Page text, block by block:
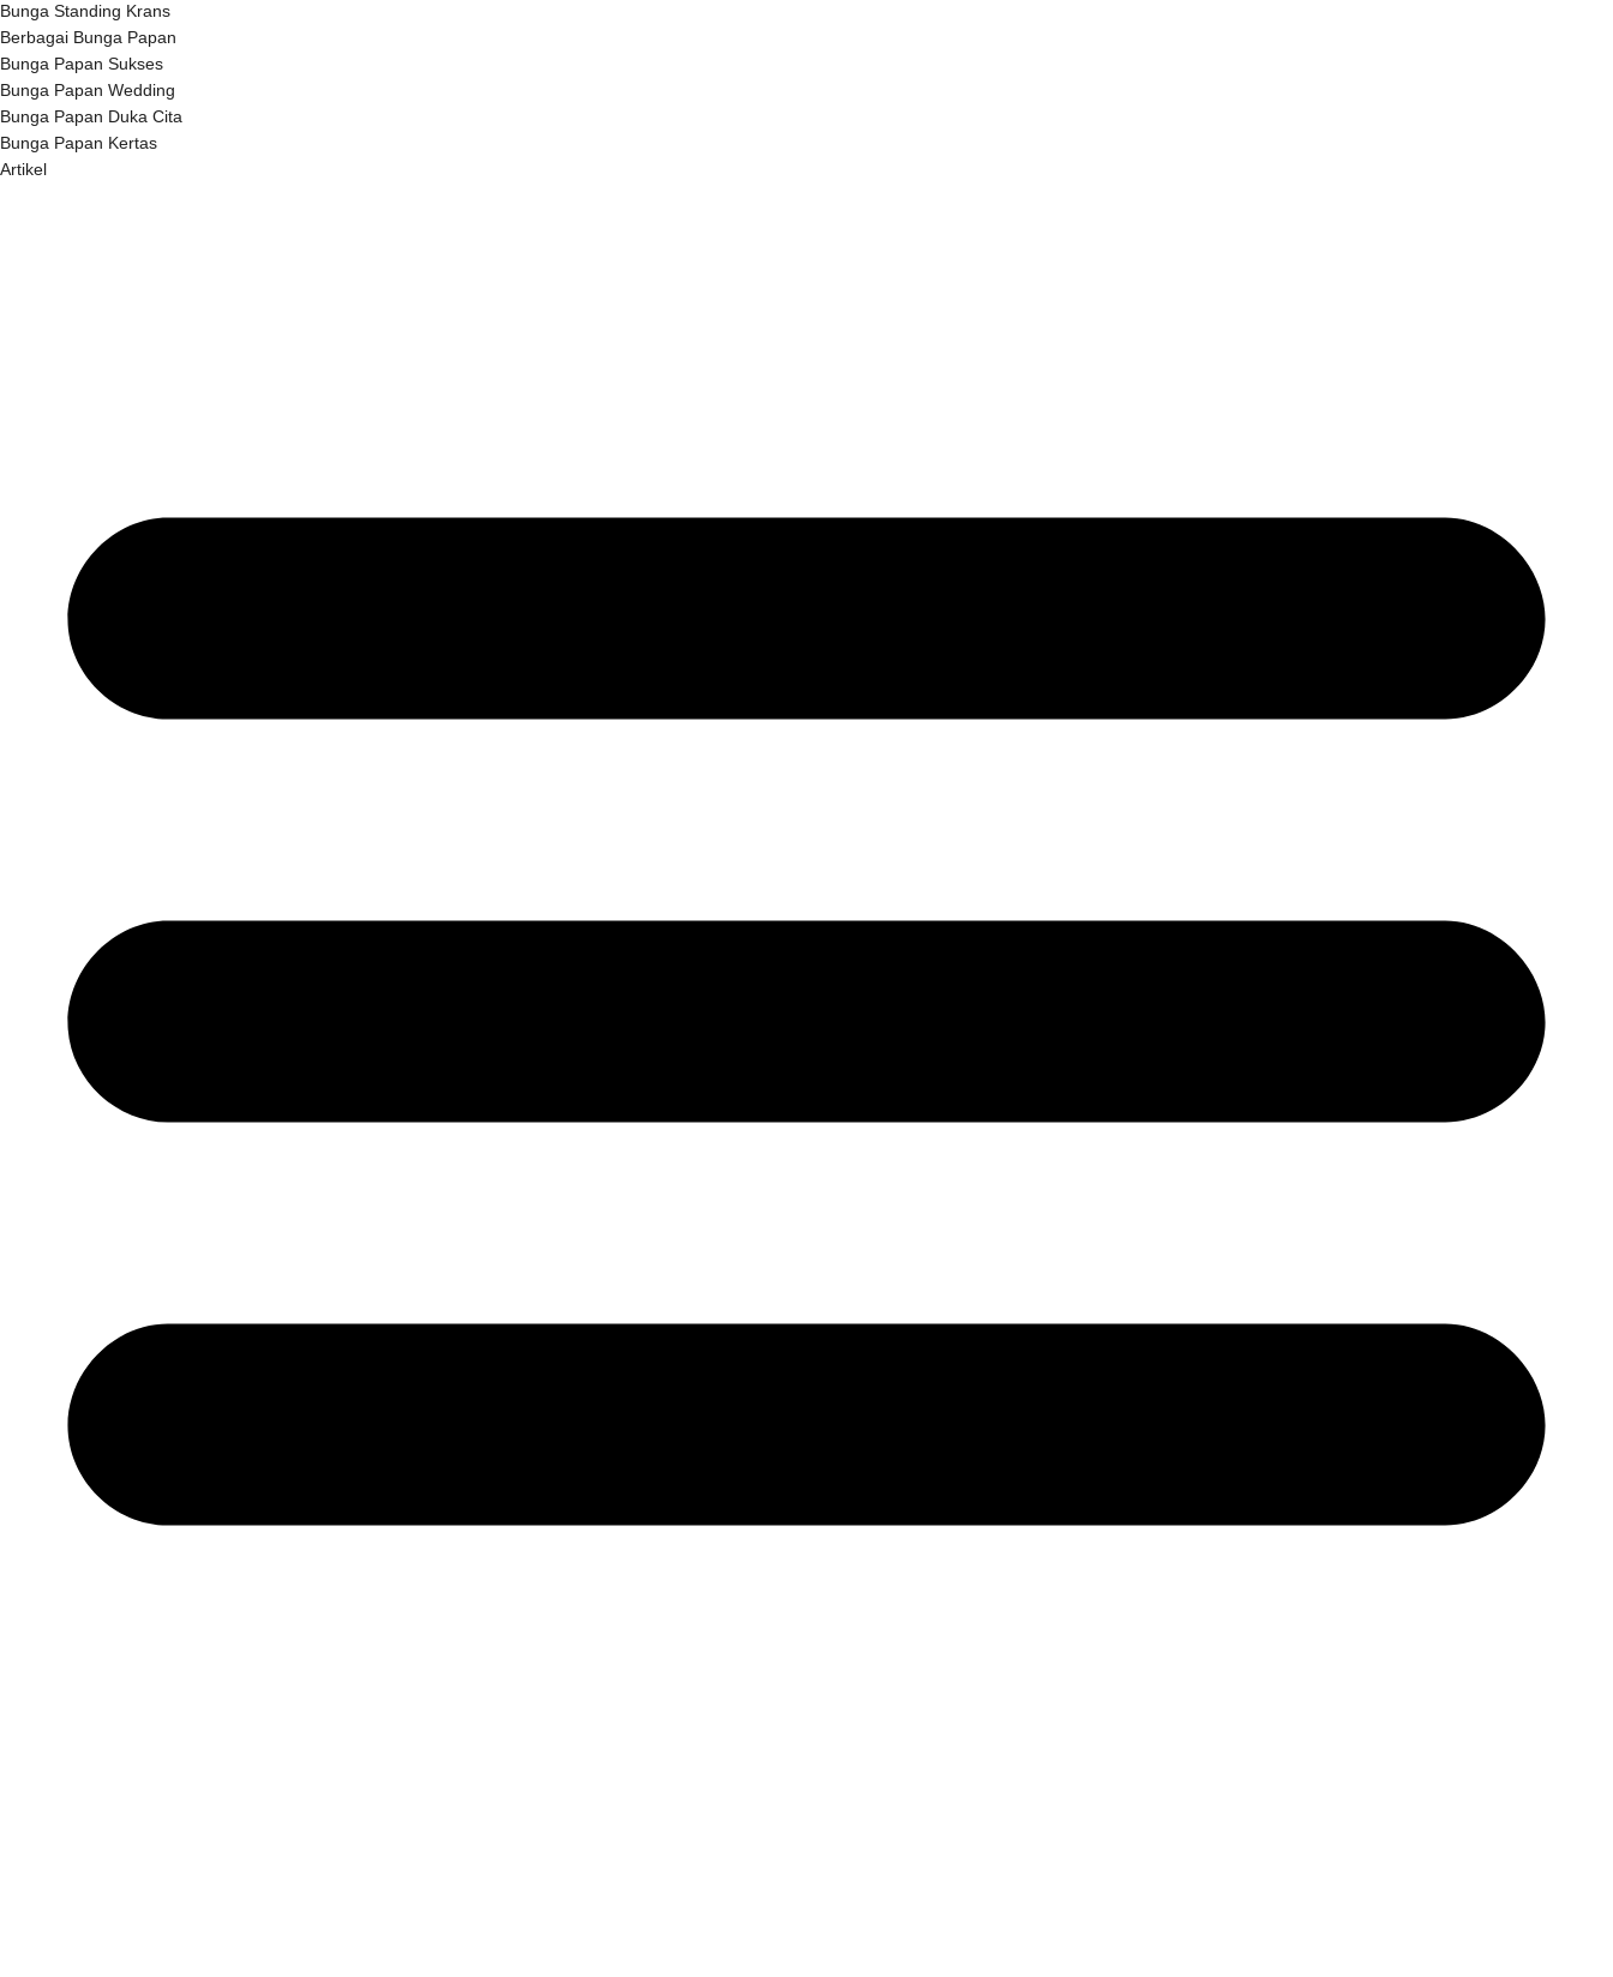
Bunga Standing Krans
Berbagai Bunga Papan
Bunga Papan Sukses
Bunga Papan Wedding
Bunga Papan Duka Cita
Bunga Papan Kertas
Artikel